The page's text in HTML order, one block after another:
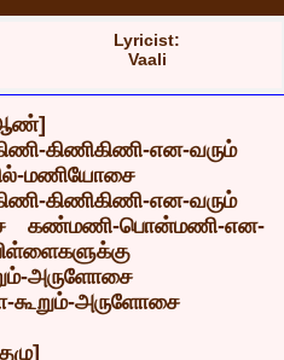
Lyricist:
Vaali
கிணிகிணி-என-வரும்
மணியோசை
கிணிகிணி-என-வரும்
கண்மணி-பொன்மணி-என-
அருளோசை
கூறும்-அருளோசை